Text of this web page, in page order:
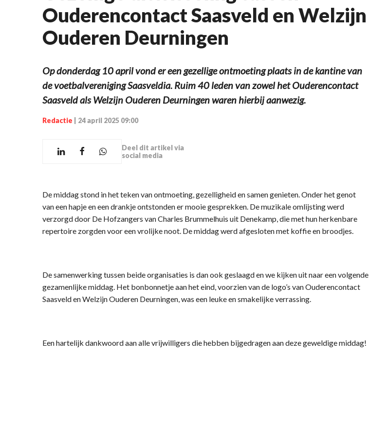
Ouderencontact Saasveld en Welzijn
Ouderen Deurningen
Op donderdag 10 april vond er een gezellige ontmoeting plaats in de kantine van
de voetbalvereniging Saasveldia. Ruim 40 leden van zowel het Ouderencontact
Saasveld als Welzijn Ouderen Deurningen waren hierbij aanwezig.
Redactie 24 april 2025 09:00
Deel dit artikel via
social media
De middag stond in het teken van ontmoeting, gezelligheid en samen genieten. Onder het genot
van een hapje en een drankje ontstonden er mooie gesprekken. De muzikale omlijsting werd
verzorgd door De Hofzangers van Charles Brummelhuis uit Denekamp, die met hun herkenbare
repertoire zorgden voor een vrolijke noot. De middag werd afgesloten met koffie en broodjes.
De samenwerking tussen beide organisaties is dan ook geslaagd en we kijken uit naar een volgende
gezamenlijke middag. Het bonbonnetje aan het eind, voorzien van de logo’s van Ouderencontact
Saasveld en Welzijn Ouderen Deurningen, was een leuke en smakelijke verrassing.
Een hartelijk dankwoord aan alle vrijwilligers die hebben bijgedragen aan deze geweldige middag!